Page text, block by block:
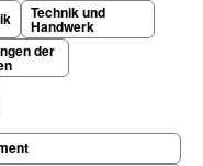
Technik und
Handwerk
der